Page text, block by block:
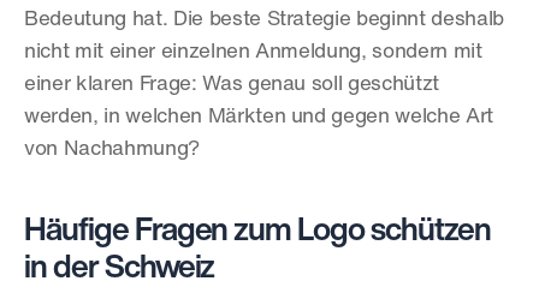
Bedeutung hat. Die beste Strategie beginnt deshalb
nicht mit einer einzelnen Anmeldung, sondern mit
einer klaren Frage: Was genau soll geschützt
werden, in welchen Märkten und gegen welche Art
von Nachahmung?
Häufige Fragen zum Logo schützen
in der Schweiz